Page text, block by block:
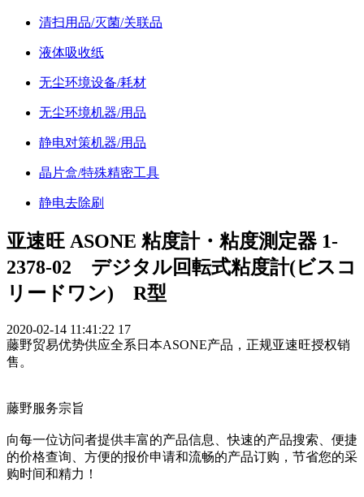
清扫用品/灭菌/关联品
液体吸收纸
无尘环境设备/耗材
无尘环境机器/用品
静电对策机器/用品
晶片盒/特殊精密工具
静电去除刷
亚速旺 ASONE 粘度計・粘度測定器 1-
2378-02 デジタル回転式粘度計(ビスコ
リードワン) R型
2020-02-14 11:41:22 17
藤野贸易优势供应全系日本ASONE产品，正规亚速旺授权销
售。
藤野服务宗旨
向每一位访问者提供丰富的产品信息、快速的产品搜索、便捷
的价格查询、方便的报价申请和流畅的产品订购，节省您的采
购时间和精力！